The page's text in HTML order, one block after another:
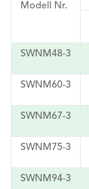
Modell Nr.
SWNM48-3
SWNM60-3
SWNM67-3
SWNM75-3
SWNM94-3